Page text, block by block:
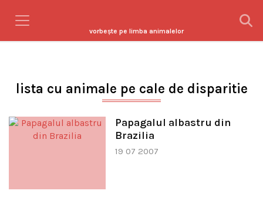
vorbeşte pe limba animalelor
lista cu animale pe cale de disparitie
Papagalul albastru din
Brazilia
19 07 2007